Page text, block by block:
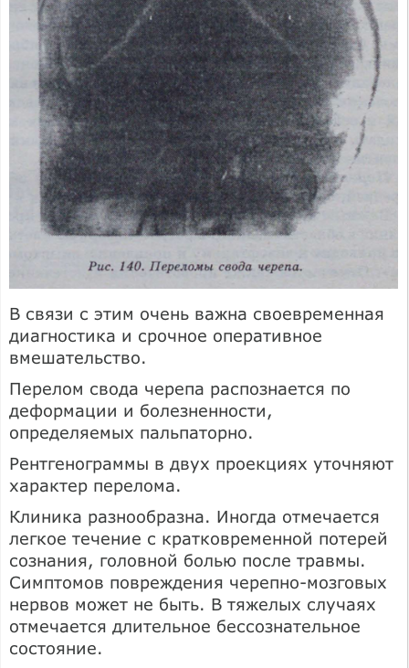
В связи с этим очень важна своевременная
диагностика и срочное оперативное
вмешательство.
Перелом свода черепа распознается по
деформации и болезненности,
определяемых пальпаторно.
Рентгенограммы в двух проекциях уточняют
характер перелома.
Клиника разнообразна. Иногда отмечается
легкое течение с кратковременной потерей
сознания, головной болью после травмы.
Симптомов повреждения черепно-мозговых
нервов может не быть. В тяжелых случаях
отмечается длительное бессознательное
состояние.